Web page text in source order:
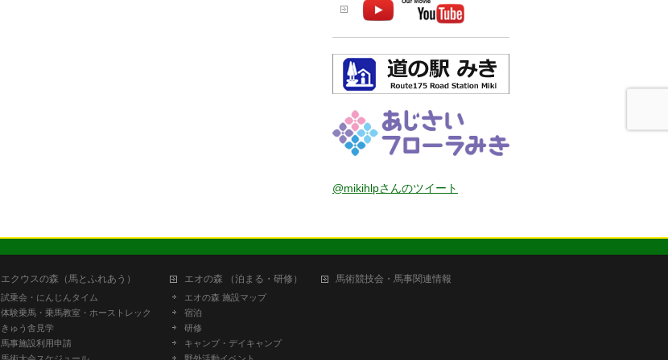
@mikihlpさんのツイート
エクウスの森（馬とふれあう）
試乗会・にんじんタイム
体験乗馬・乗馬教室・ホーストレック
きゅう舎見学
馬事施設利用申請
エオの森 （泊まる・研修）
エオの森 施設マップ
宿泊
研修
キャンプ・デイキャンプ
馬術競技会・馬事関連情報